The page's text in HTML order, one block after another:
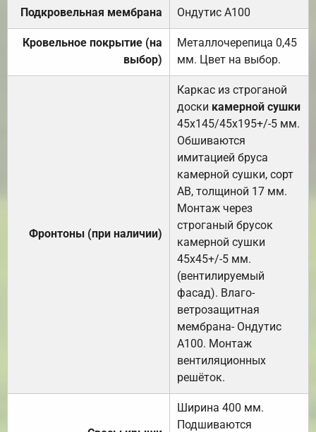
Подкровельная мембрана Ондутис А100
Кровельное покрытие (на
выбор)
Металлочерепица 0,45
мм. Цвет на выбор.
Фронтоны (при наличии)
Каркас из строганой
доски камерной сушки
45х145/45х195+/-5 мм.
Обшиваются
имитацией бруса
камерной сушки, сорт
АВ, толщиной 17 мм.
Монтаж через
строганый брусок
камерной сушки
45х45+/-5 мм.
(вентилируемый
фасад). Влаго-
ветрозащитная
мембрана- Ондутис
А100. Монтаж
вентиляционных
решёток.
Ширина 400 мм.
Подшиваются